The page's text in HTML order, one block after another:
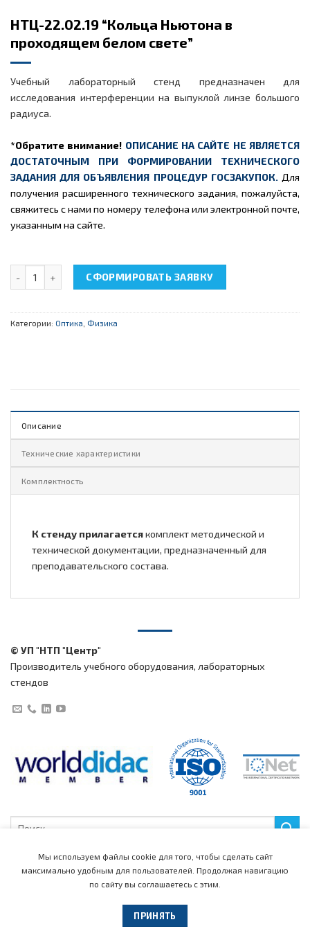
НТЦ-22.02.19 “Кольца Ньютона в
проходящем белом свете”
Учебный лабораторный стенд предназначен для
исследования интерференции на выпуклой линзе большого
радиуса.
*Обратите внимание! ОПИСАНИЕ НА САЙТЕ НЕ ЯВЛЯЕТСЯ
ДОСТАТОЧНЫМ ПРИ ФОРМИРОВАНИИ ТЕХНИЧЕСКОГО
ЗАДАНИЯ ДЛЯ ОБЪЯВЛЕНИЯ ПРОЦЕДУР ГОСЗАКУПОК. Для
получения расширенного технического задания, пожалуйста,
свяжитесь с нами по номеру телефона или электронной почте,
указанным на сайте.
Количество товара НТЦ-22.02.19 "Кольца Ньютона в
СФОРМИРОВАТЬ ЗАЯВКУ
Категории: Оптика Физика
Описание
Технические характеристики
Комплектность
К стенду прилагаетсякомплект методической и
технической документации, предназначенный для
преподавательского состава.
© УП "НТП "Центр"
Производитель учебного оборудования, лабораторных
стендов
Рекламные материалы
Обучающие видео
Компания Контакты
Мы используем файлы cookie для того, чтобы сделать сайт
максимально удобным для пользователей. Продолжая навигацию
по сайту вы соглашаетесь с этим.
ПРИНЯТЬ